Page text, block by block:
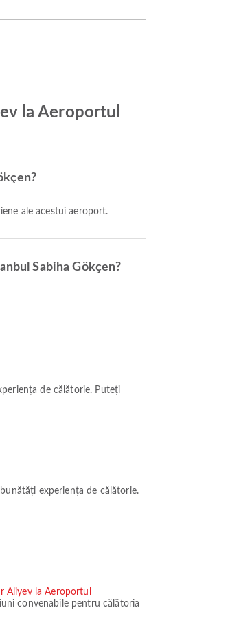
la Aeroportul
ale acestui aeroport.
Sabiha Gökçen?
Aliyev la Aeroportul
convenabile pentru călătoria